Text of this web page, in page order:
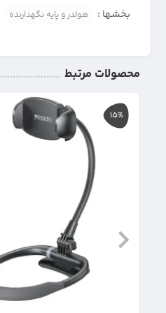
بخشها : هولدر و پایه نگهدارنده
محصولات مرتبط
15%